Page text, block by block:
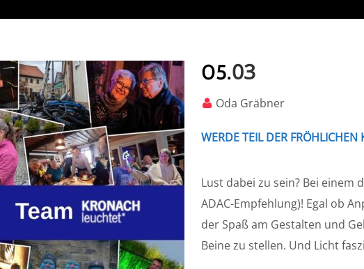
05.03
Oda Gräbner
WERDE TEIL DER
Lust dabei zu sein? Bei
ADAC-Empfehlung)! Egal ob
der Spaß am Gestalten und
Beine zu stellen. Und Licht